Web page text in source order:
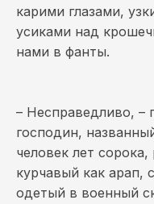
карими глазами,
усиками над
нами в фанты.
– Несправедливо, –
господин,
человек лет
курчавый как арап,
одетый в военный